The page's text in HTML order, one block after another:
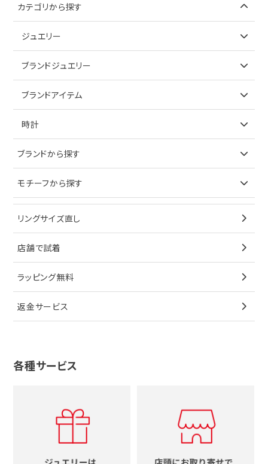
カテゴリから探す
ジュエリー
アイテムで探す
ブレスレット
ペンダントトップ
ブローチ
その他
ノーブランドジュエリーをすべて見る
ブランドジュエリー
アイテムで探す
イヤリング
ブレスレット
ペンダントトップ
ブローチ
その他
ティファニー
ブルガリ
グッチ
ブランドアイテム
アイテムで探す
キーケース
サングラス
シューズ
香水
シャネル
コーチ
時計
ブランドで探す
オメガ
シャネル
タグホイヤー
カルティエ
セイコー
メンズ時計
時計をすべて見る
ブランドから探す
ティファニー
ブルガリ
カルティエ
ウノアエレ
4℃
グッチ
ルイヴィトン
エルメス
モチーフから探す
星
リボン
花
十字架
イニシャル
リングサイズ直し
店舗で試着
ラッピング無料
返金サービス
各種サービス